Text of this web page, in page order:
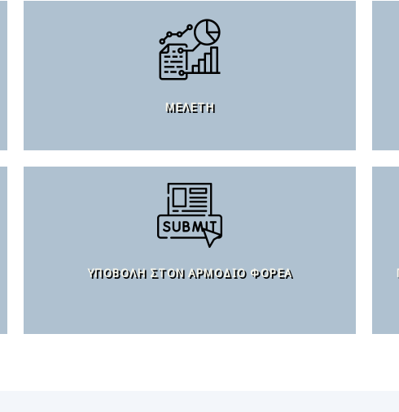
ΜΕΛΈΤΗ
ΥΠΟΒΟΛΉ ΣΤΟΝ ΑΡΜΌΔΙΟ ΦΟΡΈΑ